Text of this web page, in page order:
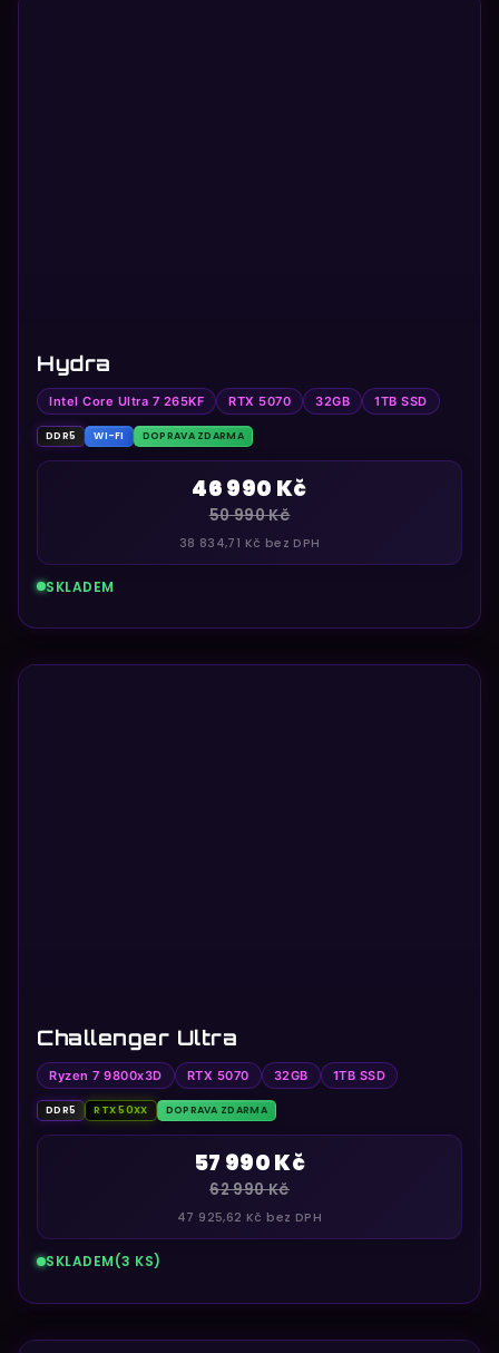
Hydra
Intel Core Ultra 7 265KF RTX 5070 32GB 1TB SSD
DDR5 WI-FI DOPRAVA ZDARMA
38 834,71 Kč bez DPH
46 990 Kč
50 990 Kč
SKLADEM
Challenger Ultra
Ryzen 7 9800x3D RTX 5070 32GB 1TB SSD
DDR5 RTX 50XX DOPRAVA ZDARMA
47 925,62 Kč bez DPH
57 990 Kč
62 990 Kč
SKLADEM(3 KS)